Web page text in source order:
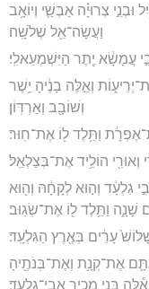
וּבְנֵ֣י צְרוּיָ֗ה אַבְשַׁ֛י וְיוֹאָ֥ב
וַעֲשָׂה־אֵ֖ל שְׁלֹשָֽׁה׃
עֲמָשָׂ֔א יֶ֖תֶר הַיִּשְׁמְעֵאלִֽי׃
וְאֵ֣לֶּה בָנֶ֔יהָ יֵ֥שֶׁר
וְשׁוֹבָ֖ב וְאַרְדּֽוֹן׃
וַתֵּ֥לֶד ל֖וֹ אֶת־חֽוּר׃
וְאוּרִ֖י הוֹלִ֥יד אֶת־בְּצַלְאֵֽל׃
גִלְעָ֔ד וְה֣וּא לְקָחָ֔הּ וְה֖וּא
שָׁנָ֑ה וַתֵּ֥לֶד ל֖וֹ אֶת־שְׂגֽוּב׃
עָרִ֔ים בְּאֶ֖רֶץ הַגִּלְעָֽד׃
אֶת־קְנָ֥ת וְאֶת־בְּנֹתֶ֖יהָ
בְּנֵ֖י מָכִ֥יר אֲבִי־גִלְעָֽד׃